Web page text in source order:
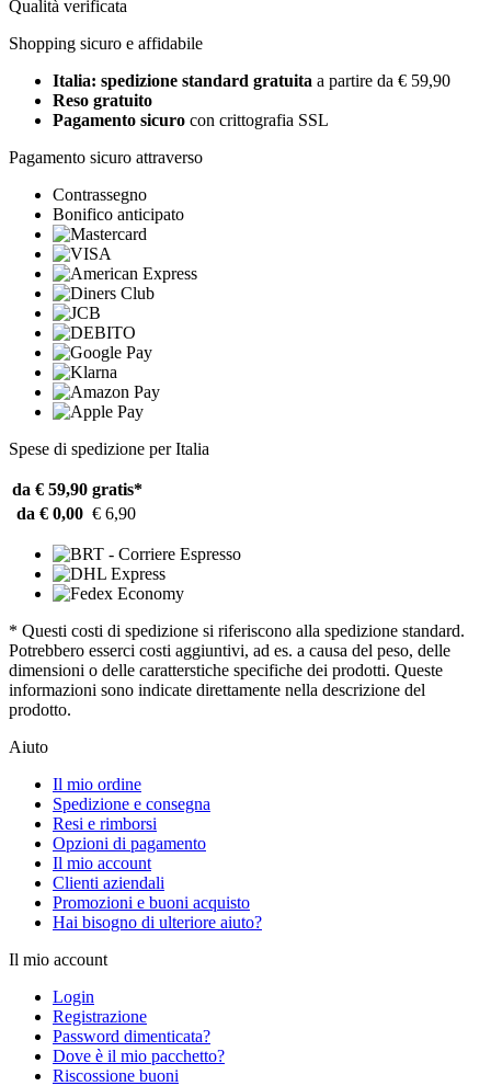
Qualità verificata
Shopping sicuro e affidabile
Italia: spedizione standard gratuita a partire da € 59,90
Reso gratuito
Pagamento sicuro con crittografia SSL
Pagamento sicuro attraverso
Contrassegno
Bonifico anticipato
Spese di spedizione per Italia
da € 59,90 gratis*
da € 0,00 € 6,90
* Questi costi di spedizione si riferiscono alla spedizione standard.
Potrebbero esserci costi aggiuntivi, ad es. a causa del peso, delle
dimensioni o delle caratterstiche specifiche dei prodotti. Queste
informazioni sono indicate direttamente nella descrizione del
prodotto.
Aiuto
Il mio ordine
Spedizione e consegna
Resi e rimborsi
Opzioni di pagamento
Il mio account
Clienti aziendali
Promozioni e buoni acquisto
Hai bisogno di ulteriore aiuto?
Il mio account
Login
Registrazione
Password dimenticata?
Dove è il mio pacchetto?
Riscossione buoni